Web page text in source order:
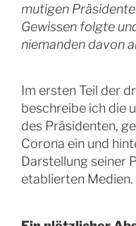
mutigen
Gewissen folgte
niemanden davon
Im ersten Teil der
beschreibe ich die
des Präsidenten,
Corona ein und
Darstellung seiner
etablierten Medien.